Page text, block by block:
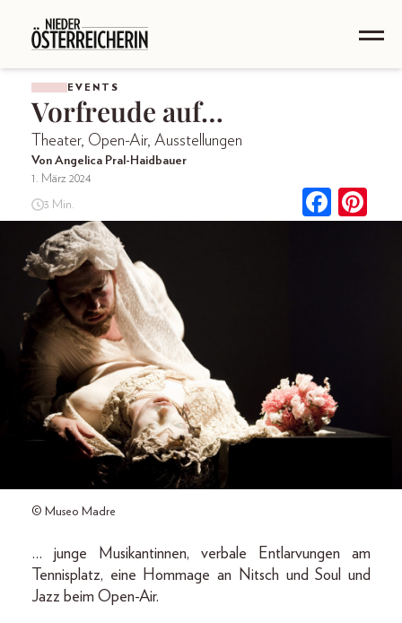
EVENTS
Vorfreude auf…
Theater, Open-Air, Ausstellungen
Von Angelica Pral-Haidbauer
1. März 2024
3 Min.
© Museo Madre
… junge Musikantinnen, verbale Entlarvungen am
Tennisplatz, eine Hommage an Nitsch und Soul und
Jazz beim Open-Air.